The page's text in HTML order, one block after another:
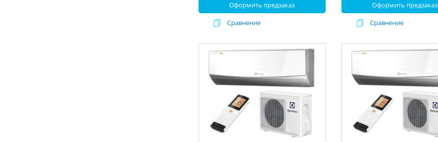
Оформить предзаказ
Сравнение
Оформить предзаказ
Сравнение